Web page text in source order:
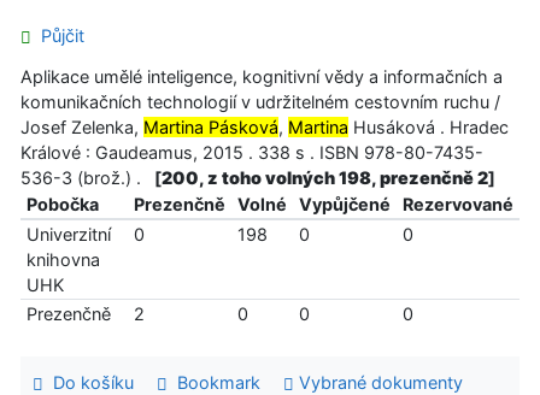
Půjčit
Aplikace umělé inteligence, kognitivní vědy a informačních a
komunikačních technologií v udržitelném cestovním ruchu /
Josef Zelenka, Martina Pásková, Martina Husáková . Hradec
Králové : Gaudeamus, 2015 . 338 s . ISBN 978-80-7435-
536-3 (brož.) .
[200, z toho volných 198, prezenčně 2]
Pobočka
Prezenčně Volné Vypůjčené
Rezervované
Univerzitní
knihovna
UHK
0 198 0 0
Prezenčně 2 0 0 0
Do košíku Bookmark Vybrané dokumenty